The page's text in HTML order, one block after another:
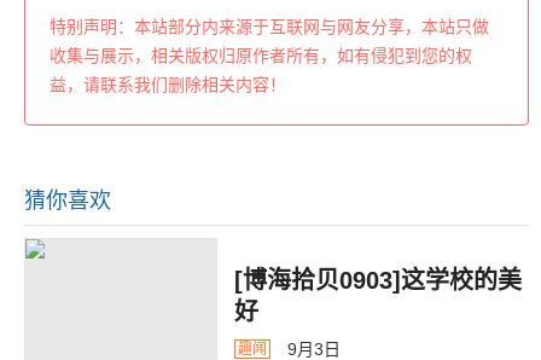
特别声明：本站部分内来源于互联网与网友分享，本站只做
收集与展示，相关版权归原作者所有，如有侵犯到您的权
益，请联系我们删除相关内容！
猜你喜欢
[博海拾贝0903]这学校的美
好
趣闻 9月3日